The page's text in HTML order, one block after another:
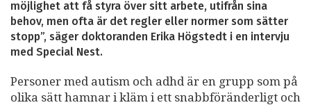
möjlighet att få styra över sitt arbete, utifrån sina
behov, men ofta är det regler eller normer som sätter
stopp”, säger doktoranden Erika Högstedt i en intervju
med Special Nest.
Personer med autism och adhd är en grupp som på
olika sätt hamnar i kläm i ett snabbföränderligt och